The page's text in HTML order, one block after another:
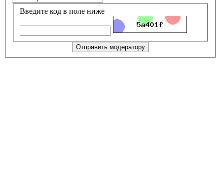
Введите код в поле ниже
Отправить модератору